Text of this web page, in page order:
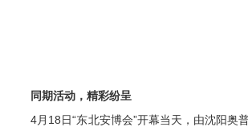
同期活动，精彩纷呈
4月18日“东北安博会”开幕当天，由沈阳奥